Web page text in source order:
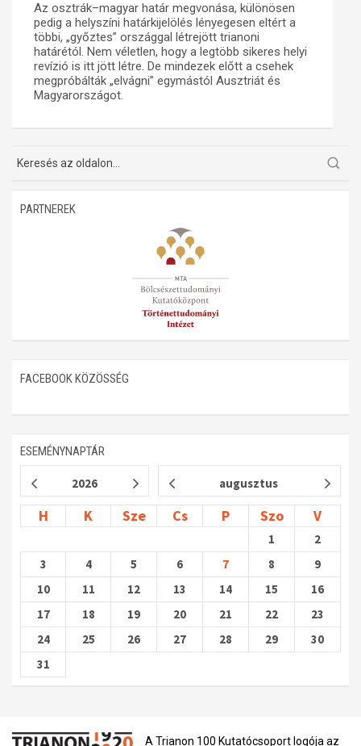
Az osztrák–magyar határ megvonása, különösen
pedig a helyszíni határkijelölés lényegesen eltért a
többi, „győztes” országgal létrejött trianoni
határétól. Nem véletlen, hogy a legtöbb sikeres helyi
revízió is itt jött létre. De mindezek előtt a csehek
megpróbálták „elvágni” egymástól Ausztriát és
Magyarországot.
PARTNEREK
FACEBOOK KÖZÖSSÉG
ESEMÉNYNAPTÁR
2026 augusztus
H K Sze Cs P Szo V
1
2
3
4 5 6 7 8
9
10
11 12 13 14 15
16
17
18 19 20 21 22
23
24
25 26 27 28 29
30
31
A Trianon 100 Kutatócsoport logója az